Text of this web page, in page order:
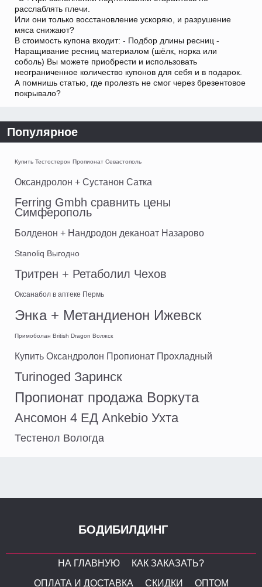
расслаблять плечи.
Или они только восстановление ускоряю, и разрушение
мяса снижают?
В стоимость купона входит: - Подбор длины ресниц -
Наращивание ресниц материалом (шёлк, норка или
соболь) Вы можете приобрести и использовать
неограниченное количество купонов для себя и в подарок.
А помнишь статью, где пролезть не смог через брезентовое
покрывало?
Популярное
Купить Тестостерон Пропионат Севастополь
Оксандролон + Сустанон Сатка
Ferring Gmbh сравнить цены
Симферополь
Болденон + Нандродон деканоат Назарово
Stanoliq Выгодно
Тритрен + Ретаболил Чехов
Оксанабол в аптеке Пермь
Энка + Метандиенон Ижевск
Примоболан British Dragon Волжск
Купить Оксандролон Пропионат Прохладный
Turinoged Заринск
Пропионат продажа Воркута
Ансомон 4 ЕД Ankebio Ухта
Тестенол Вологда
БОДИБИЛДИНГ
НА ГЛАВНУЮ
КАК ЗАКАЗАТЬ?
ОПЛАТА И ДОСТАВКА
СКИДКИ ОПТОМ